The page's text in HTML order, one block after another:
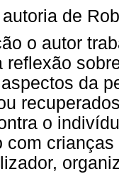
autoria de
o autor
reflexão
da
o
com